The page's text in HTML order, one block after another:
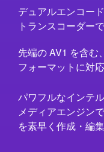
デュアルエンコード
ト ラ ン ス コ ー ダ
先端の AV1 を含む
フ ォ ー マ ッ ト に 対応
パワフルなイ ン テ ル
メ デ ィ ア エ ンジン
を 素 早 く 作 成 ・編 集